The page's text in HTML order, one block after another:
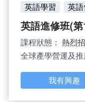
英語學習 英
英語進修班(
課程狀態： 熱烈
全球產學營運及
我有興趣